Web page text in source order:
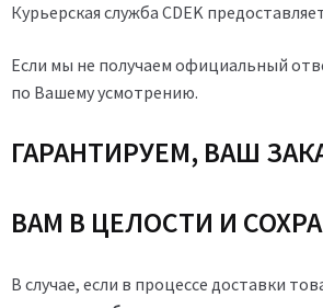
Курьерская служба CDEK
Если мы не получаем официальный
по Вашему усмотрению.
ГАРАНТИРУЕМ, ВАШ
ВАМ В ЦЕЛОСТИ И
В случае, если в процессе доставки